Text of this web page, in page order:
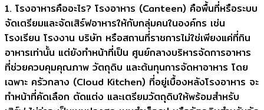
1. โรงอาหารคืออะไร? โรงอาหาร (Canteen) คือพื้นที่หรือระบบ
จัดเตรียมและจัดเสิร์ฟอาหารให้กับกลุ่มคนในองค์กร เช่น
โรงเรียน โรงงาน บริษัท หรือสถานที่ราชการไม่ใช่เพียงแค่ที่กิน
อาหารเท่านั้น แต่ยังทำหน้าที่เป็น ศูนย์กลางบริหารจัดการอาหาร
ที่ช่วยควบคุมคุณภาพ วัตถุดิบ และต้นทุนการจัดหาอาหาร โดย
เฉพาะ ครัวกลาง (Cloud Kitchen) ที่อยู่เบื้องหลังโรงอาหาร จะ
ทำหน้าที่คัดเลือก ตัดแต่ง และเตรียมวัตถุดิบให้พร้อมสำหรับ